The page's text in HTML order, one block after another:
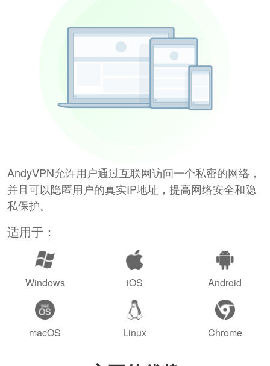
AndyVPN允许用户通过互联网访问一个私密的网络，
并且可以隐匿用户的真实IP地址，提高网络安全和隐
私保护。
适用于：
Windows iOS Android
macOS Linux Chrome